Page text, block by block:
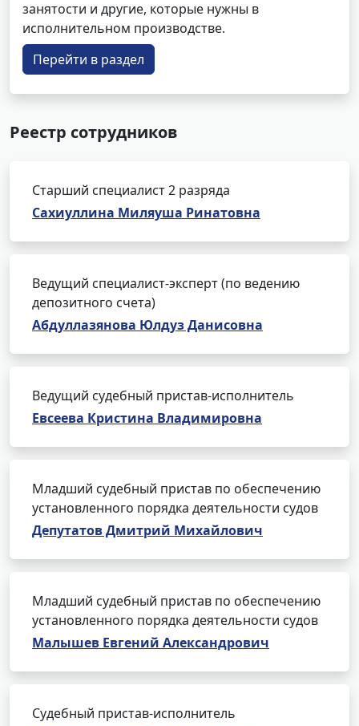
занятости и другие, которые нужны в
исполнительном производстве.
Перейти в раздел
Реестр сотрудников
Старший специалист 2 разряда
Сахиуллина Миляуша Ринатовна
Ведущий специалист-эксперт (по ведению
депозитного счета)
Абдуллазянова Юлдуз Данисовна
Ведущий судебный пристав-исполнитель
Евсеева Кристина Владимировна
Младший судебный пристав по обеспечению
установленного порядка деятельности судов
Депутатов Дмитрий Михайлович
Младший судебный пристав по обеспечению
установленного порядка деятельности судов
Малышев Евгений Александрович
Судебный пристав-исполнитель